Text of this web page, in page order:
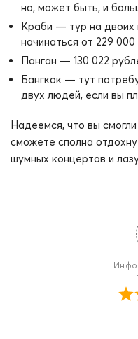
но, может быть, и
Краби — тур на двоих
начинаться от 229
Панган — 130 022
Бангкок — тут
двух людей, если вы
Надеемся, что вы
сможете сполна
шумных концертов и